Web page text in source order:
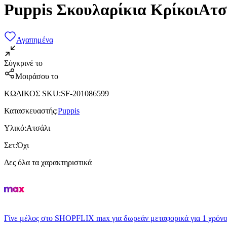
Puppis Σκουλαρίκια
Αγαπημένα
Σύγκρινέ το
Μοιράσου το
ΚΩΔΙΚΟΣ SKU:SF-201086599
Κατασκευαστής:Puppis
Υλικό:Ατσάλι
Σετ:Όχι
Δες όλα τα χαρακτηριστικά
Γίνε μέλος στο SHOPFLIX max για δωρεάν μεταφορικά για 1